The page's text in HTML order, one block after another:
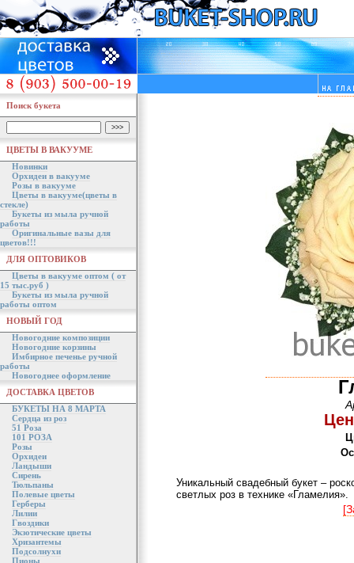
Поиск букета
ЦВЕТЫ В ВАКУУМЕ
Новинки
Орхидеи в вакууме
Розы в вакууме
Цветы в вакууме(цветы в
стекле)
Букеты из мыла ручной
работы
Оригинальные вазы для
цветов!!!
ДЛЯ ОПТОВИКОВ
Цветы в вакууме оптом ( от
15 тыс.руб )
Букеты из мыла ручной
работы оптом
НОВЫЙ ГОД
Новогодние композиции
Новогодние корзины
Имбирное печенье ручной
работы
Новогоднее оформление
ДОСТАВКА ЦВЕТОВ
БУКЕТЫ НА 8 МАРТА
Сердца из роз
51 Роза
101 РОЗА
Розы
Орхидеи
Ландыши
Сирень
Тюльпаны
Полевые цветы
Герберы
Лилии
Гвоздики
Экзотические цветы
Хризантемы
Подсолнухи
Пионы
Уникальный свадебный букет –
светлых роз в технике «Гламелия».